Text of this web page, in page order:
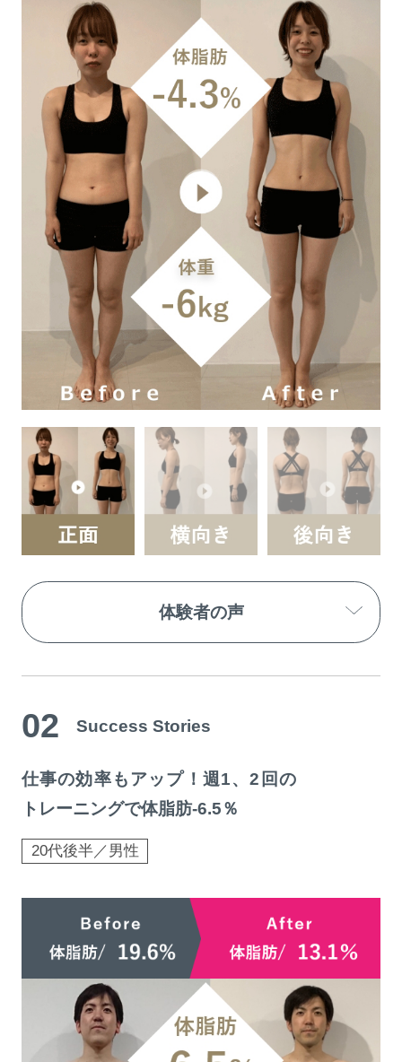
体験者の声
02 Success Stories
仕事の効率もアップ！週1、2回の
トレーニングで体脂肪-6.5％
20代後半／男性